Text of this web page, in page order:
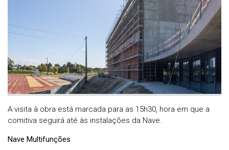
A visita à obra está marcada para as 15h30, hora em que a
comitiva seguirá até às instalações da Nave.
Nave Multifunções